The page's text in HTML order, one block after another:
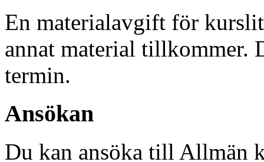
En materialavgift för
annat material tillkommer.
termin.
Ansökan
Du kan ansöka till Allmän